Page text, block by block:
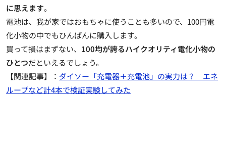
に思えます。
電池は、我が家ではおもちゃに使うことも多いので、100円電
化小物の中でもひんぱんに購入します。
買って損はまずない、 100均が誇るハイクオリティ電化小物の
ひとつだといえるでしょう。
【関連記事】： ダイソー「充電器＋充電池」の実力は？ エネ
ループなど計4本で検証実験してみた